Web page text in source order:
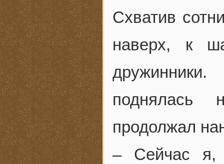
Схватив
наверх, к
поднялась
продолжал
– Сейчас я,